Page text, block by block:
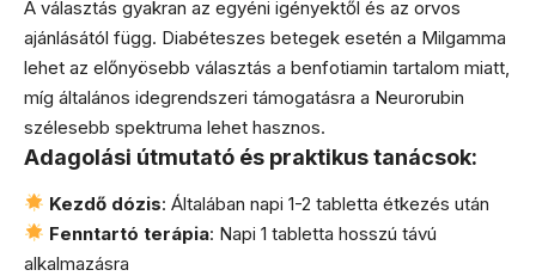
A választás gyakran az egyéni igényektől és az orvos
ajánlásától függ. Diabéteszes betegek esetén a Milgamma
lehet az előnyösebb választás a benfotiamin tartalom miatt,
míg általános idegrendszeri támogatásra a Neurorubin
szélesebb spektruma lehet hasznos.
Adagolási útmutató és praktikus tanácsok:
Kezdő dózis: Általában napi 1-2 tabletta étkezés után
Fenntartó terápia: Napi 1 tabletta hosszú távú
alkalmazásra